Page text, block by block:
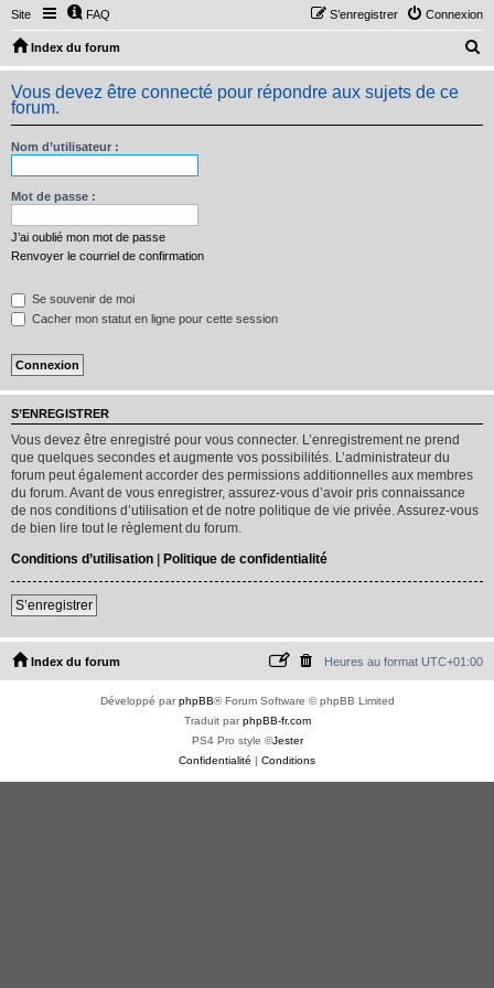
Site FAQ Connexion
S’enregistrer
Index du forum
e
h
Vous devez être connecté pour répondre aux sujets de ce
forum.
Nom d’utilisateur :
Mot de passe :
J’ai oublié mon mot de passe
Renvoyer le courriel de confirmation
Se souvenir de moi
Cacher mon statut en ligne pour cette session
S’ENREGISTRER
Vous devez être enregistré pour vous connecter. L’enregistrement ne prend
que quelques secondes et augmente vos possibilités. L’administrateur du
forum peut également accorder des permissions additionnelles aux membres
du forum. Avant de vous enregistrer, assurez-vous d’avoir pris connaissance
de nos conditions d’utilisation et de notre politique de vie privée. Assurez-vous
de bien lire tout le règlement du forum.
Conditions d’utilisation | Politique de confidentialité
S’enregistrer
Index du forum Heures au format UTC+01:00
Développé parphpBB® Forum Software © phpBB Limited
Traduit parphpBB-fr.com
PS4 Pro style ©Jester
Confidentialité | Conditions